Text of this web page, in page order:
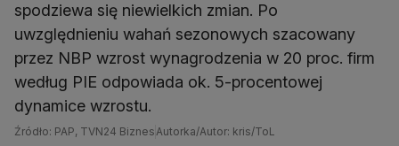
spodziewa się niewielkich zmian. Po
uwzględnieniu wahań sezonowych szacowany
przez NBP wzrost wynagrodzenia w 20 proc. firm
według PIE odpowiada ok. 5-procentowej
dynamice wzrostu.
Źródło: PAP, TVN24 BiznesAutorka/Autor: kris/ToL